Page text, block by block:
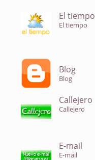
El tiempo
El tiempo
Blog
Blog
Callejero
Callejero
E-mail
E-mail